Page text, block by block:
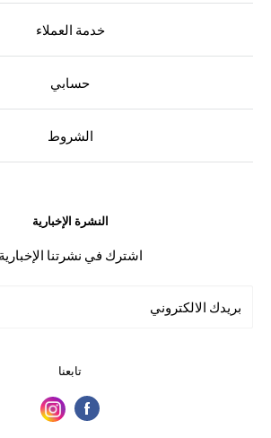
خدمة العملاء
حسابي
الشروط
النشرة الإخبارية
اشترك في نشرتنا الإخبارية
بريدك الالكتروني
تابعنا